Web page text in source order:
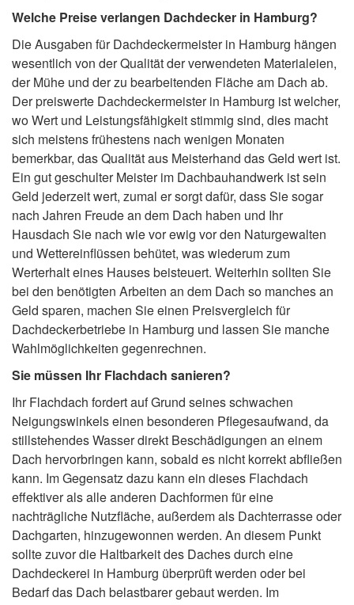
Welche Preise verlangen Dachdecker in Hamburg?
Die Ausgaben für Dachdeckermeister in Hamburg hängen
wesentlich von der Qualität der verwendeten Materialeien,
der Mühe und der zu bearbeitenden Fläche am Dach ab.
Der preiswerte Dachdeckermeister in Hamburg ist welcher,
wo Wert und Leistungsfähigkeit stimmig sind, dies macht
sich meistens frühestens nach wenigen Monaten
bemerkbar, das Qualität aus Meisterhand das Geld wert ist.
Ein gut geschulter Meister im Dachbauhandwerk ist sein
Geld jederzeit wert, zumal er sorgt dafür, dass Sie sogar
nach Jahren Freude an dem Dach haben und Ihr
Hausdach Sie nach wie vor ewig vor den Naturgewalten
und Wettereinflüssen behütet, was wiederum zum
Werterhalt eines Hauses beisteuert. Weiterhin sollten Sie
bei den benötigten Arbeiten an dem Dach so manches an
Geld sparen, machen Sie einen Preisvergleich für
Dachdeckerbetriebe in Hamburg und lassen Sie manche
Wahlmöglichkeiten gegenrechnen.
Sie müssen Ihr Flachdach sanieren?
Ihr Flachdach fordert auf Grund seines schwachen
Neigungswinkels einen besonderen Pflegesaufwand, da
stillstehendes Wasser direkt Beschädigungen an einem
Dach hervorbringen kann, sobald es nicht korrekt abfließen
kann. Im Gegensatz dazu kann ein dieses Flachdach
effektiver als alle anderen Dachformen für eine
nachträgliche Nutzfläche, außerdem als Dachterrasse oder
Dachgarten, hinzugewonnen werden. An diesem Punkt
sollte zuvor die Haltbarkeit des Daches durch eine
Dachdeckerei in Hamburg überprüft werden oder bei
Bedarf das Dach belastbarer gebaut werden. Im